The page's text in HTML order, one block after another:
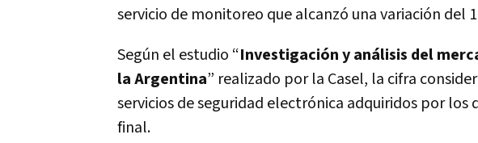
servicio de monitoreo que alcanzó una variación del
Según el estudio “Investigación y análisis del
la Argentina” realizado por la Casel, la cifra
servicios de seguridad electrónica adquiridos por
final.